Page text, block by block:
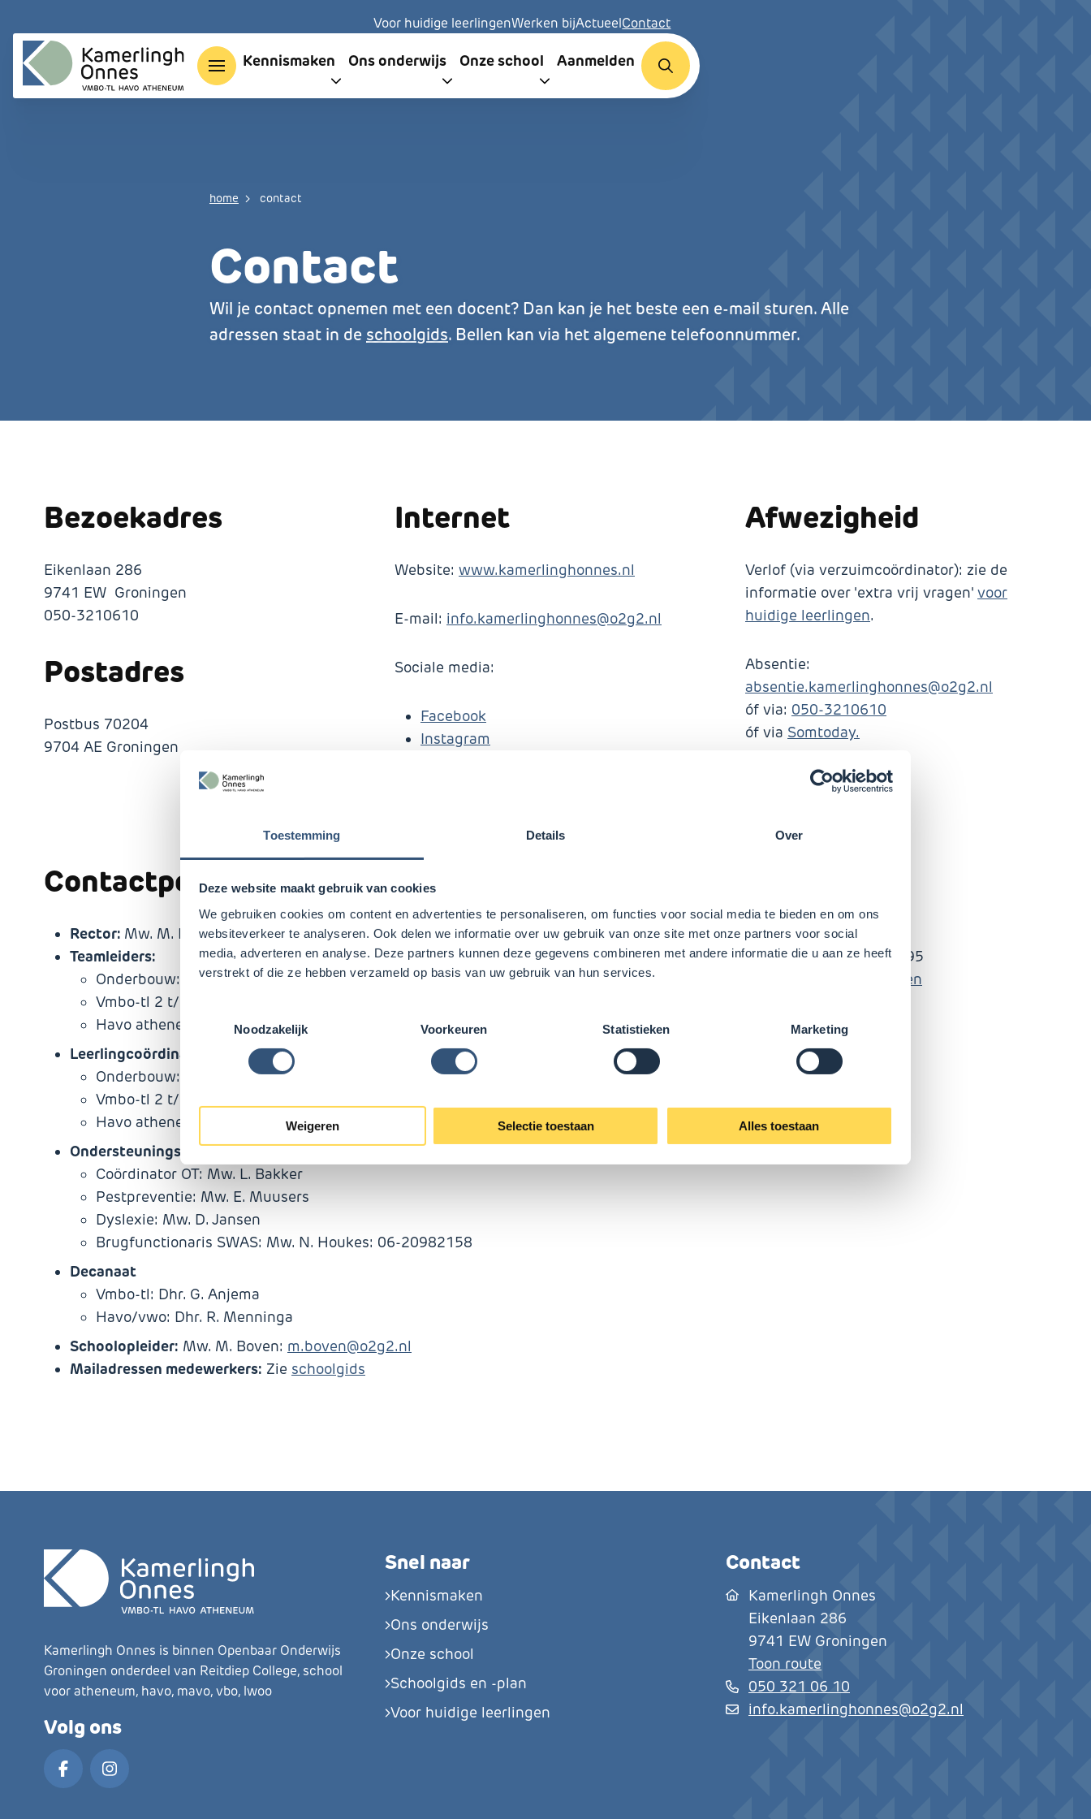
Toestemming Details Over
Deze website maakt gebruik van cookies
We gebruiken cookies om content en advertenties te personaliseren, om functies voor social media te bieden en om ons
websiteverkeer te analyseren. Ook delen we informatie over uw gebruik van onze site met onze partners voor social
media, adverteren en analyse. Deze partners kunnen deze gegevens combineren met andere informatie die u aan ze heeft
verstrekt of die ze hebben verzameld op basis van uw gebruik van hun services.
Noodzakelijk
Voorkeuren Statistieken Marketing
Weigeren Selectie toestaan Alles toestaan
Secondary navigation
Voor huidige leerlingenWerken bijActueelContact
Main navigation
Kennismaken Ons onderwijs Onze school Aanmelden
Kruimelpad
home contact
Contact
Wil je contact opnemen met een docent? Dan kan je het beste een e-mail sturen. Alle
adressen staat in de schoolgids. Bellen kan via het algemene telefoonnummer.
Bezoekadres
Eikenlaan 286
9741 EW Groningen
050-3210610
Postadres
Postbus 70204
9704 AE Groningen
Internet
Website: www.kamerlinghonnes.nl
E-mail: info.kamerlinghonnes@o2g2.nl
Sociale media:
Facebook
Instagram
Afwezigheid
Verlof (via verzuimcoördinator): zie de
informatie over 'extra vrij vragen' voor
huidige leerlingen.
Absentie:
absentie.kamerlinghonnes@o2g2.nl
óf via: 050-3210610
óf via Somtoday.
Contactpersonen
Rector: Mw. M. Bos
Teamleiders:
Onderbouw: Mw. H. Bakker
Vmbo-tl 2 t/m 4: Dhr. J. van der Boon
Havo atheneum 4 t/m 6: Mw. H. ten Bloemendal
Leerlingcoördinatoren:
Onderbouw: Mw. M. Luth
Vmbo-tl 2 t/m 4: Dhr. E. van Dok
Havo atheneum 3 t/m 6: Dhr. M. Huls
Ondersteuningsteam (OT)
Coördinator OT: Mw. L. Bakker
Pestpreventie: Mw. E. Muusers
Dyslexie: Mw. D. Jansen
Brugfunctionaris SWAS: Mw. N. Houkes: 06-20982158
Decanaat
Vmbo-tl: Dhr. G. Anjema
Havo/vwo: Dhr. R. Menninga
Schoolopleider: Mw. M. Boven: m.boven@o2g2.nl
Mailadressen medewerkers: Zie schoolgids
Brinnummer Kamerlingh Onnes: 13ZU-00
KvK Openbaar Onderwijs Groningen: 01166995
Onderdeel van:
Openbaar Onderwijs Groningen
Kamerlingh Onnes is binnen Openbaar Onderwijs
Groningen onderdeel van Reitdiep College, school
voor atheneum, havo, mavo, vbo, lwoo
Volg ons
FacebookInstagram
Snel naar
Kennismaken
Ons onderwijs
Onze school
Schoolgids en -plan
Voor huidige leerlingen
Contact
Kamerlingh Onnes
Eikenlaan 286
9741 EW Groningen
Toon route
050 321 06 10
info.kamerlinghonnes@o2g2.nl